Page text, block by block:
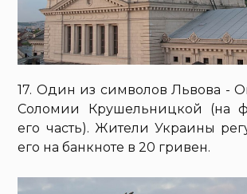
17. Один из символов Львова -
Соломии Крушельницкой (на
его часть). Жители Украины
его на банкноте в 20 гривен.